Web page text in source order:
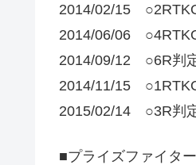
2014/02/15
2014/06/06
2014/09/12 ○6R判
2014/11/15
2015/02/14 ○3R判
■プライズファイタ